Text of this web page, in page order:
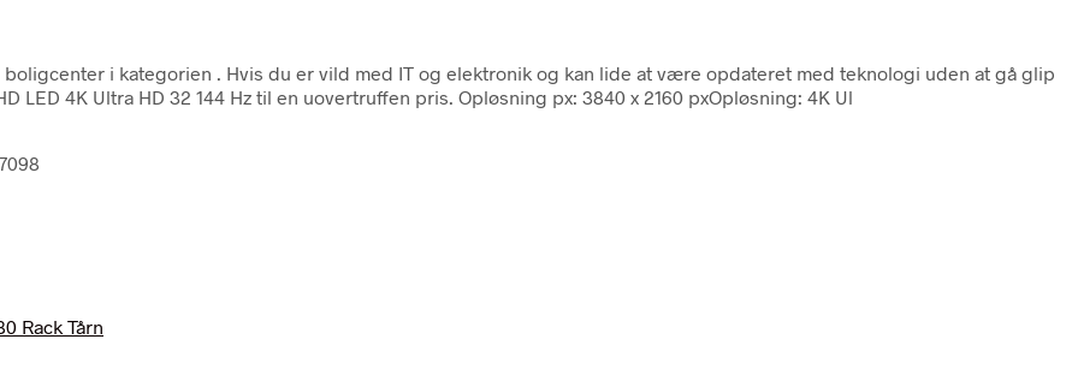
boligcenter i kategorien
. Hvis du er vild med IT og elektronik og kan lide at være opdateret med teknologi uden at gå glip
LED 4K Ultra HD 32 144 Hz til en uovertruffen pris. Opløsning px: 3840 x 2160 pxOpløsning: 4K Ul